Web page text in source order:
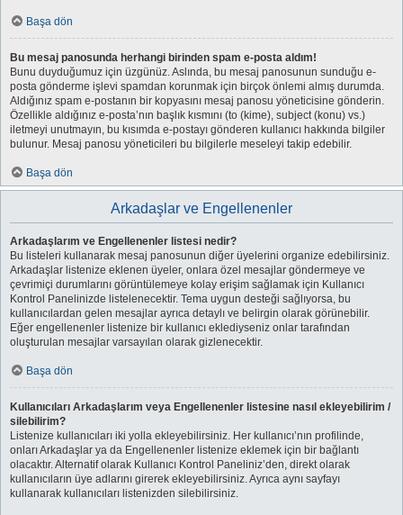
Başa dön
Bu mesaj panosunda herhangi birinden spam e-posta aldım!
Bunu duyduğumuz için üzgünüz. Aslında, bu mesaj panosunun sunduğu e-
posta gönderme işlevi spamdan korunmak için birçok önlemi almış durumda.
Aldığınız spam e-postanın bir kopyasını mesaj panosu yöneticisine gönderin.
Özellikle aldığınız e-posta’nın başlık kısmını (to (kime), subject (konu) vs.)
iletmeyi unutmayın, bu kısımda e-postayı gönderen kullanıcı hakkında bilgiler
bulunur. Mesaj panosu yöneticileri bu bilgilerle meseleyi takip edebilir.
Başa dön
Arkadaşlar ve Engellenenler
Arkadaşlarım ve Engellenenler listesi nedir?
Bu listeleri kullanarak mesaj panosunun diğer üyelerini organize edebilirsiniz.
Arkadaşlar listenize eklenen üyeler, onlara özel mesajlar göndermeye ve
çevrimiçi durumlarını görüntülemeye kolay erişim sağlamak için Kullanıcı
Kontrol Panelinizde listelenecektir. Tema uygun desteği sağlıyorsa, bu
kullanıcılardan gelen mesajlar ayrıca detaylı ve belirgin olarak görünebilir.
Eğer engellenenler listenize bir kullanıcı eklediyseniz onlar tarafından
oluşturulan mesajlar varsayılan olarak gizlenecektir.
Başa dön
Kullanıcıları Arkadaşlarım veya Engellenenler listesine nasıl ekleyebilirim /
silebilirim?
Listenize kullanıcıları iki yolla ekleyebilirsiniz. Her kullanıcı’nın profilinde,
onları Arkadaşlar ya da Engellenenler listenize eklemek için bir bağlantı
olacaktır. Alternatif olarak Kullanıcı Kontrol Paneliniz’den, direkt olarak
kullanıcıların üye adlarını girerek ekleyebilirsiniz. Ayrıca aynı sayfayı
kullanarak kullanıcıları listenizden silebilirsiniz.